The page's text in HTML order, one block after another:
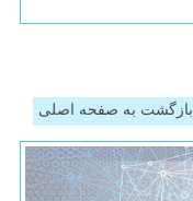
بازگشت به صفحه اصلی